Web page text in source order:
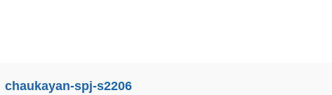
chaukayan-spj-s2206